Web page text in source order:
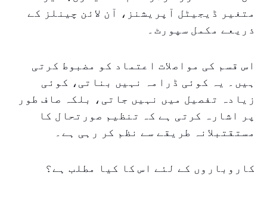
متغیر ڈیجیٹل آپریشنز، آن لائن چینلز کے
ذریعے مکمل سپورٹ۔
اس قسم کی مواصلات اعتماد کو مضبوط کرتی
ہیں۔ یہ کوئی ڈرامہ نہیں بناتی، کوئی
زیادہ تفصیل میں نہیں جاتی، بلکہ صاف طور
پر اشارہ کرتی ہے کہ تنظیم صورتحال کا
مستقتبلانہ طریقے سے نظم کر رہی ہے۔
کاروباروں کے لئے اس کا کیا مطلب ہے؟